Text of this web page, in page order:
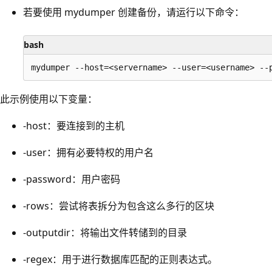
若要使用 mydumper 创建备份，请运行以下命令：
bash
此示例使用以下变量：
-host：要连接到的主机
-user：拥有必要特权的用户名
-password：用户密码
-rows：尝试将表拆分为包含这么多行的区块
-outputdir：将输出文件转储到的目录
-regex：用于进行数据库匹配的正则表达式。